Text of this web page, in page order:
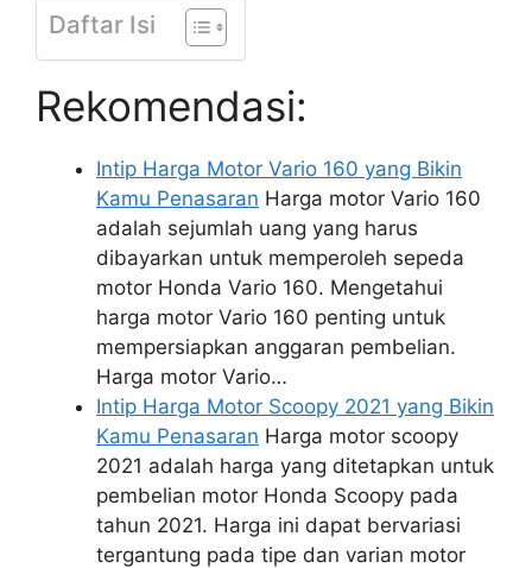
Daftar Isi
Rekomendasi:
Intip Harga Motor Vario 160 yang Bikin
Kamu Penasaran Harga motor Vario 160
adalah sejumlah uang yang harus
dibayarkan untuk memperoleh sepeda
motor Honda Vario 160. Mengetahui
harga motor Vario 160 penting untuk
mempersiapkan anggaran pembelian.
Harga motor Vario…
Intip Harga Motor Scoopy 2021 yang Bikin
Kamu Penasaran Harga motor scoopy
2021 adalah harga yang ditetapkan untuk
pembelian motor Honda Scoopy pada
tahun 2021. Harga ini dapat bervariasi
tergantung pada tipe dan varian motor